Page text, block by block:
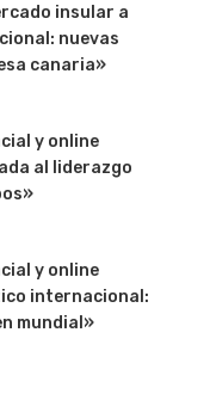
insular a
nuevas
canaria»
y online
al liderazgo
y online
internacional:
mundial»